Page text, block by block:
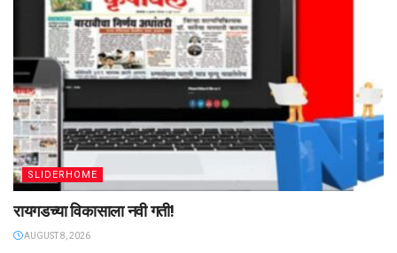
SLIDERHOME
रायगडच्या विकासाला नवी गती!
AUGUST 8, 2026